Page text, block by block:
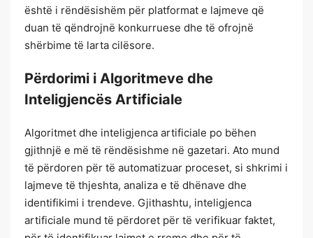
është i rëndësishëm për platformat e lajmeve që
duan të qëndrojnë konkurruese dhe të ofrojnë
shërbime të larta cilësore.
Përdorimi i Algoritmeve dhe
Inteligjencës Artificiale
Algoritmet dhe inteligjenca artificiale po bëhen
gjithnjë e më të rëndësishme në gazetari. Ato mund
të përdoren për të automatizuar proceset, si shkrimi i
lajmeve të thjeshta, analiza e të dhënave dhe
identifikimi i trendeve. Gjithashtu, inteligjenca
artificiale mund të përdoret për të verifikuar faktet,